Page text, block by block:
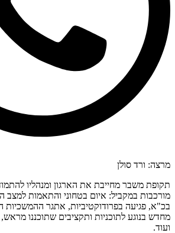
מרצה: ורד סולן
תקופת משבר מחייבת את הארגון ומנהליו
מורכבות במקביל: איום בטחוני והתאמות
בכ"א, פגיעה בפרודוקטיביות, אתגר ההמשכיות
מחדש בנוגע לתוכניות ותקציבים שתוכננו
ועוד.